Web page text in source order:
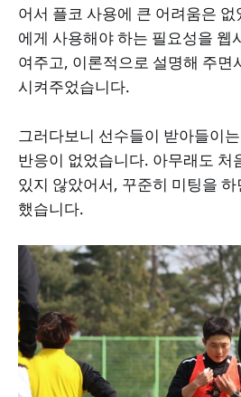
어서 플코 사용에 큰 어려움은
에게 사용해야 하는 필요성을 웹
여주고, 이론적으로 설명해 주면
시켜주었습니다.
그러다보니 선수들이 받아들이
반응이 없었습니다. 아무래도 처
있지 않았어서, 꾸준히 미팅을
했습니다.